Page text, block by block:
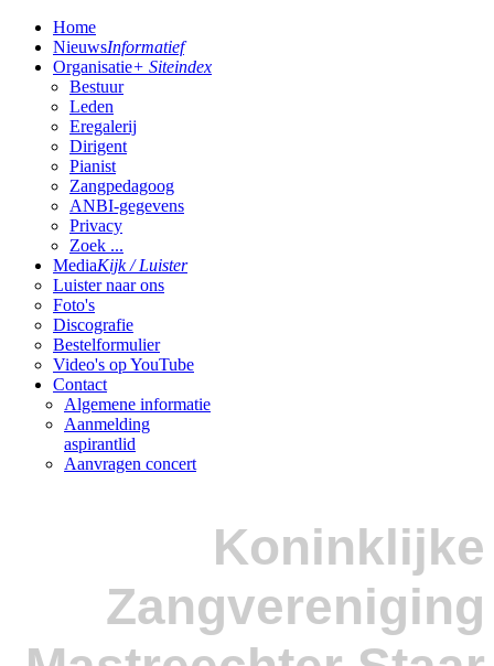
Home
NieuwsInformatief
Organisatie+ Siteindex
Bestuur
Leden
Eregalerij
Dirigent
Pianist
Zangpedagoog
ANBI-gegevens
Privacy
Zoek ...
MediaKijk / Luister
Luister naar ons
Foto's
Discografie
Bestelformulier
Video's op YouTube
Contact
Algemene informatie
Aanmelding
aspirantlid
Aanvragen concert
Koninklijke
Zangvereniging